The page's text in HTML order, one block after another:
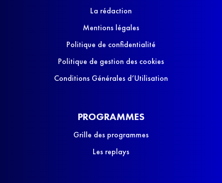
La rédaction
Mentions légales
Politique de confidentialité
Politique de gestion des cookies
Conditions Générales d’Utilisation
PROGRAMMES
Grille des programmes
Les replays